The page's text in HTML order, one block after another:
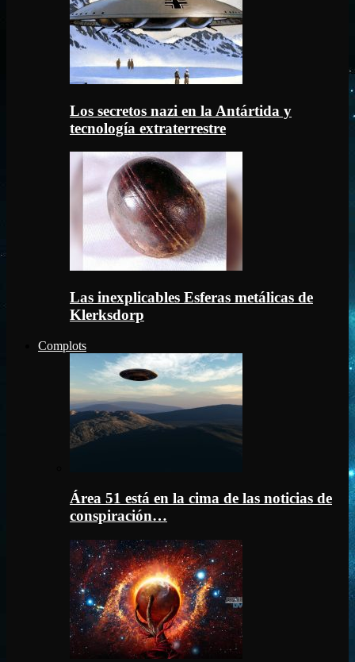
Los secretos nazi en la Antártida y
tecnología extraterrestre
Las inexplicables Esferas metálicas de
Klerksdorp
Complots
Área 51 está en la cima de las noticias de
conspiración…